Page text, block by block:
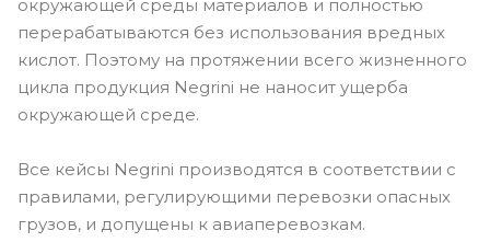
окружающей среды материалов и полностью
перерабатываются без использования вредных
кислот. Поэтому на протяжении всего жизненного
цикла продукция Negrini не наносит ущерба
окружающей среде.
Все кейсы Negrini производятся в соответствии с
правилами, регулирующими перевозки опасных
грузов, и допущены к авиаперевозкам.